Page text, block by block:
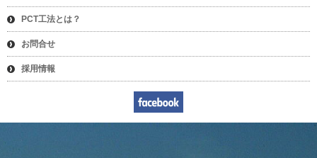
PCT工法とは？
お問合せ
採用情報